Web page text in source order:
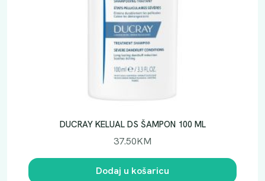
DUCRAY KELUAL DS ŠAMPON 100 ML
37.50KM
Dodaj u košaricu